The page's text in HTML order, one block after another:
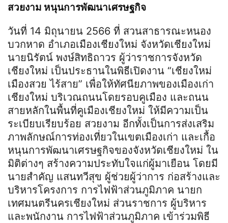
สวยงาม หนุนการพัฒนาเศรษฐกิจ
วันที่ 14 มิถุนายน 2566 ที่ สวนสาธารณะหนอง
บวกหาด อำเภอเมืองเชียงใหม่ จังหวัดเชียงใหม่
นายนิรัตน์ พงษ์สิทธิถาวร ผู้ว่าราชการจังหวัด
เชียงใหม่ เป็นประธานในพิธีเปิดงาน “เชียงใหม่
เมืองสวย ไร้สาย” เพื่อให้ทัศนียภาพของเมืองเก่า
เชียงใหม่ บริเวณถนนโดยรอบคูเมือง และถนน
สายหลักในพื้นที่คูเมืองเชียงใหม่ ให้มีความเป็น
ระเบียบเรียบร้อย สวยงาม อีกทั้งเป็นการส่งเสริม
ภาพลักษณ์การท่องเที่ยวในเขตเมืองเก่า และเกื้อ
หนุนการพัฒนาเศรษฐกิจของจังหวัดเชียงใหม่ ใน
มิติต่างๆ สร้างความประทับใจแก่ผู้มาเยือน โดยมี
นายสำคัญ แสนทวีสุข ผู้ช่วยผู้ว่าการ ก่อสร้างและ
บริหารโครงการ การไฟฟ้าส่วนภูมิภาค นายก
เทศมนตรีนครเชียงใหม่ ส่วนราชการ ผู้บริหาร
และพนักงาน การไฟฟ้าส่วนภูมิภาค เข้าร่วมพิธี